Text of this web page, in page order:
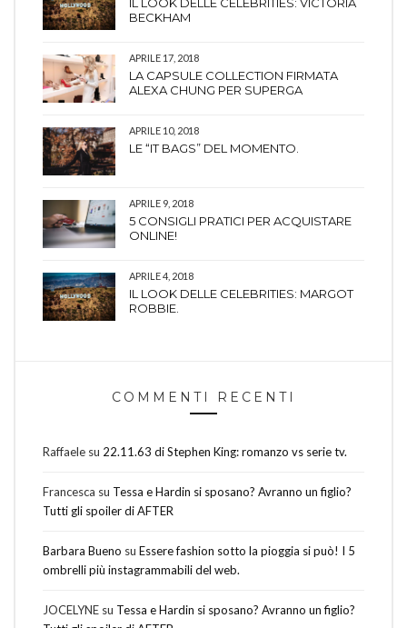
BECKHAM
APRILE 17, 2018
LA CAPSULE COLLECTION FIRMATA
ALEXA CHUNG PER SUPERGA
APRILE 10, 2018
LE “IT BAGS” DEL MOMENTO.
APRILE 9, 2018
5 CONSIGLI PRATICI PER ACQUISTARE
ONLINE!
APRILE 4, 2018
IL LOOK DELLE CELEBRITIES: MARGOT
ROBBIE.
COMMENTI RECENTI
Raffaele su 22.11.63 di Stephen King: romanzo vs serie tv.
Francesca su Tessa e Hardin si sposano? Avranno un figlio?
Tutti gli spoiler di AFTER
Barbara Bueno su Essere fashion sotto la pioggia si può! I 5
ombrelli più instagrammabili del web.
JOCELYNE su Tessa e Hardin si sposano? Avranno un figlio?